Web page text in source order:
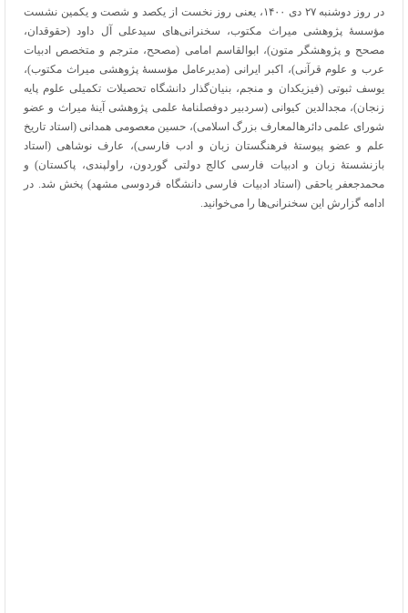
در روز دوشنبه ۲۷ دی ۱۴۰۰، یعنی روز نخست از یکصد و شصت و یکمین نشست
مؤسسۀ پژوهشی میراث مکتوب، سخنرانی‌های سیدعلی آل داود (حقوقدان،
مصحح و پژوهشگر متون)، ابوالقاسم امامی (مصحح، مترجم و متخصص ادبیات
عرب و علوم قرآنی)، اکبر ایرانی (مدیرعامل مؤسسۀ پژوهشی میراث مکتوب)،
یوسف ثبوتی (فیزیکدان و منجم، بنیان‌گذار دانشگاه تحصیلات تکمیلی علوم پایه
زنجان)، مجدالدین کیوانی (سردبیر دوفصلنامۀ علمی پژوهشی آینۀ میراث و عضو
شورای علمی دائرهالمعارف بزرگ اسلامی)، حسین معصومی همدانی (استاد تاریخ
علم و عضو پیوستۀ فرهنگستان زبان و ادب فارسی)، عارف نوشاهی (استاد
بازنشستۀ زبان و ادبیات فارسی کالج دولتی گوردون، راولپندی، پاکستان) و
محمدجعفر یاحقی (استاد ادبیات فارسی دانشگاه فردوسی مشهد) پخش شد. در
ادامه گزارش این سخنرانی‌ها را می‌خوانید.